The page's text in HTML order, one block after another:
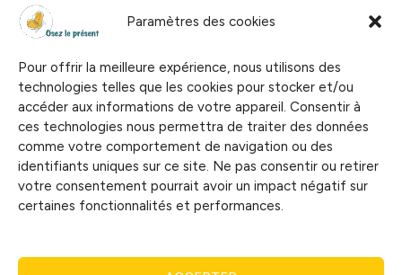
Paramètres des cookies
Pour offrir la meilleure expérience, nous utilisons des
technologies telles que les cookies pour stocker et/ou
accéder aux informations de votre appareil. Consentir à
ces technologies nous permettra de traiter des données
comme votre comportement de navigation ou des
identifiants uniques sur ce site. Ne pas consentir ou retirer
votre consentement pourrait avoir un impact négatif sur
certaines fonctionnalités et performances.
te
?
Services
Shift & Shape
Ma bulle d’oxygène
Blog
Les ateliers
Contact